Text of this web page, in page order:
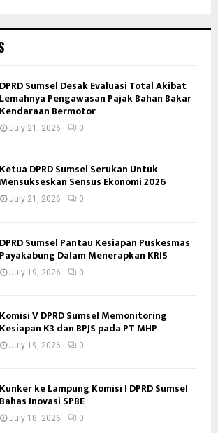
DPRD Sumsel Desak Evaluasi Total Akibat
Lemahnya Pengawasan Pajak Bahan Bakar
Kendaraan Bermotor
July 21, 2026 0
Ketua DPRD Sumsel Serukan Untuk
Mensukseskan Sensus Ekonomi 2026
July 21, 2026 0
DPRD Sumsel Pantau Kesiapan Puskesmas
Payakabung Dalam Menerapkan KRIS
July 19, 2026 0
Komisi V DPRD Sumsel Memonitoring
Kesiapan K3 dan BPJS pada PT MHP
July 19, 2026 0
Kunker ke Lampung Komisi I DPRD Sumsel
Bahas Inovasi SPBE
July 18, 2026 0